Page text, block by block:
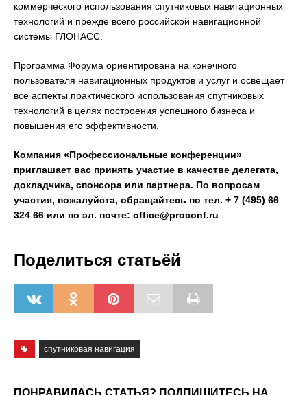
коммерческого использования спутниковых навигационных
технологий и прежде всего российской навигационной
системы ГЛОНАСС.
Программа Форума ориентирована на конечного
пользователя навигационных продуктов и услуг и освещает
все аспекты практического использования спутниковых
технологий в целях построения успешного бизнеса и
повышения его эффективности.
Компания «Профессиональные конференции»
приглашает вас принять участие в качестве делегата,
докладчика, спонсора или партнера. По вопросам
участия, пожалуйста, обращайтесь по тел. + 7 (495) 66
324 66 или по эл. почте: office@proconf.ru
Поделиться статьёй
спутниковая навигация
ПОНРАВИЛАСЬ СТАТЬЯ? ПОДПИШИТЕСЬ НА